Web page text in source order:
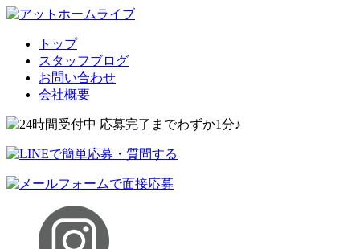
トップ
スタッフブログ
お問い合わせ
会社概要